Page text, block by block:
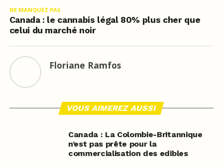
NE MANQUEZ PAS
Canada : le cannabis légal 80% plus cher que
celui du marché noir
Floriane Ramfos
VOUS AIMEREZ AUSSI
Canada : La Colombie-Britannique
n’est pas prête pour la
commercialisation des edibles